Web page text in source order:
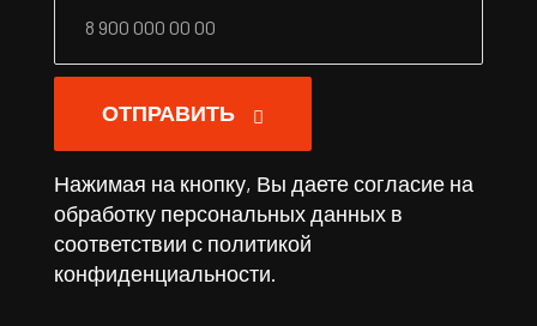
ОТПРАВИТЬ
Нажимая на кнопку, Вы даете согласие на
обработку персональных данных в
соответствии с политикой
конфиденциальности.